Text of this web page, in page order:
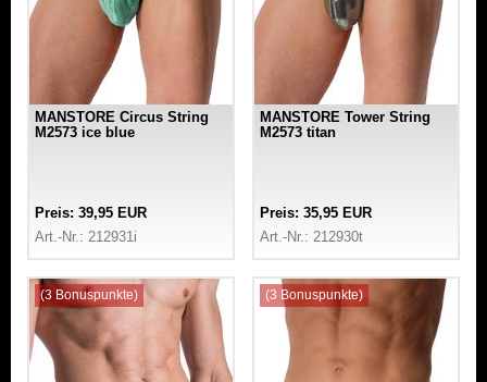
MANSTORE Circus String
M2573 ice blue
Preis: 39,95 EUR
Art.-Nr.: 212931i
MANSTORE Tower String
M2573 titan
Preis: 35,95 EUR
Art.-Nr.: 212930t
(3 Bonuspunkte) (3 Bonuspunkte)